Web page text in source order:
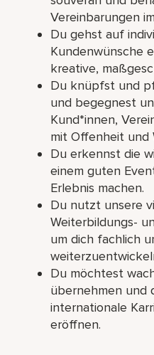
Vereinbarungen
Du gehst auf
Kundenwünsche
kreative,
Du knüpfst und
und begegnest
Kund*innen,
mit Offenheit und
Du erkennst die
einem guten
Erlebnis machen.
Du nutzt unsere
Weiterbildungs-
um dich fachlich
Du möchtest
übernehmen und
internationale
eröffnen.